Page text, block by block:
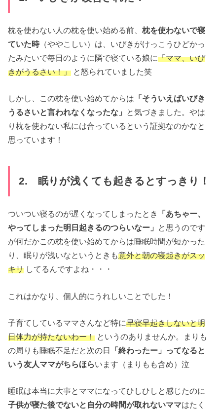
枕を使わない人の枕を使い始める前、枕を使わないで寝
ていた時（ややこしい）は、いびきがけっこうひどかっ
たみたいで毎日のように隣で寝ている娘に「ママ、いび
きがうるさい！」 と怒られていました笑
しかし、この枕を使い始めてからは 「そういえばいびき
うるさいと言われなくなったな」 と気づきました。やは
り枕を使わない私には合っているという証拠なのかなと
思っています！
2. 眠りが浅くても起きるとすっきり！
ついつい寝るのが遅くなってしまったとき
「あちゃー、
やってしまった明日起きるのつらいなー」 と思うのです
が何だかこの枕を使い始めてからは睡眠時間が短かった
り、眠りが浅いなというときも意外と朝の寝起きがスッ
キリ してるんですよね・・・
これはかなり、個人的にうれしいことでした！
子育てしているママさんなど特に早寝早起きしないと明
日体力が持たないわー！ というのありませんか。まりも
の周りも睡眠不足だと次の日
「終わったー」ってなると
いう友人ママがちらほらいます（まりもも含め）泣
睡眠は本当に大事とママになってひしひしと感じたのに
子供が寝た後でないと自分の時間が取れないママはたく